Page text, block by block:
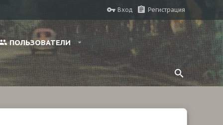
Вход Регистрация
ПОЛЬЗОВАТЕЛИ